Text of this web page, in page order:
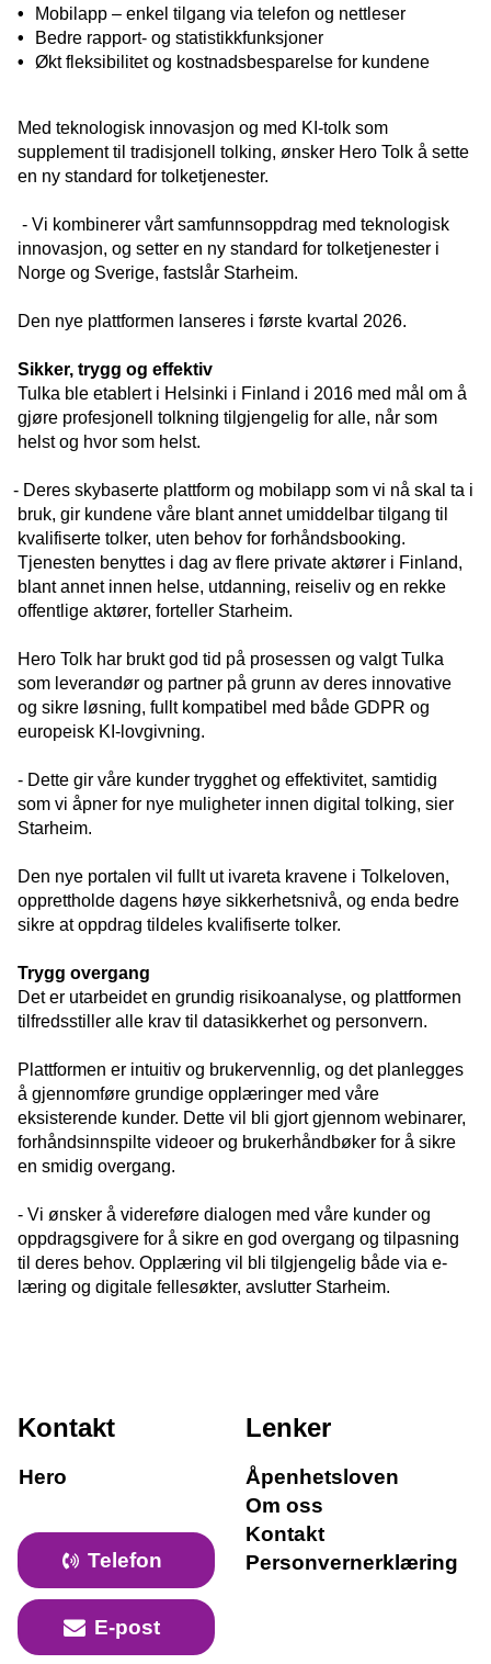
Mobilapp – enkel tilgang via telefon og nettleser
Bedre rapport- og statistikkfunksjoner
Økt fleksibilitet og kostnadsbesparelse for kundene
Med teknologisk innovasjon og med KI-tolk som
supplement til tradisjonell tolking, ønsker Hero Tolk å sette
en ny standard for tolketjenester.
- Vi kombinerer vårt samfunnsoppdrag med teknologisk
innovasjon, og setter en ny standard for tolketjenester i
Norge og Sverige, fastslår Starheim.
Den nye plattformen lanseres i første kvartal 2026.
Sikker, trygg og effektiv
Tulka ble etablert i Helsinki i Finland i 2016 med mål om å
gjøre profesjonell tolkning tilgjengelig for alle, når som
helst og hvor som helst.
Deres skybaserte plattform og mobilapp som vi nå skal ta i
bruk, gir kundene våre blant annet umiddelbar tilgang til
kvalifiserte tolker, uten behov for forhåndsbooking.
Tjenesten benyttes i dag av flere private aktører i Finland,
blant annet innen helse, utdanning, reiseliv og en rekke
offentlige aktører, forteller Starheim.
Hero Tolk har brukt god tid på prosessen og valgt Tulka
som leverandør og partner på grunn av deres innovative
og sikre løsning, fullt kompatibel med både GDPR og
europeisk KI-lovgivning.
Dette gir våre kunder trygghet og effektivitet, samtidig
som vi åpner for nye muligheter innen digital tolking, sier
Starheim.
Den nye portalen vil fullt ut ivareta kravene i Tolkeloven,
opprettholde dagens høye sikkerhetsnivå, og enda bedre
sikre at oppdrag tildeles kvalifiserte tolker.
Trygg overgang
Det er utarbeidet en grundig risikoanalyse, og plattformen
tilfredsstiller alle krav til datasikkerhet og personvern.
Plattformen er intuitiv og brukervennlig, og det planlegges
å gjennomføre grundige opplæringer med våre
eksisterende kunder. Dette vil bli gjort gjennom webinarer,
forhåndsinnspilte videoer og brukerhåndbøker for å sikre
en smidig overgang.
Vi ønsker å videreføre dialogen med våre kunder og
oppdragsgivere for å sikre en god overgang og tilpasning
til deres behov. Opplæring vil bli tilgjengelig både via e-
læring og digitale fellesøkter, avslutter Starheim.
Kontakt
Hero
Telefon
E-post
Lenker
Åpenhetsloven
Om oss
Kontakt
Personvernerklæring